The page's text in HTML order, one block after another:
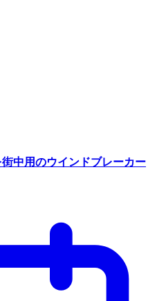
中用のウインドブレーカー